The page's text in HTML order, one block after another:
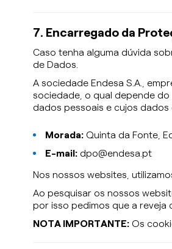
7. Encarregado da
Caso tenha alguma dúvida
de Dados.
A sociedade Endesa S.A.,
sociedade, o qual depende
dados pessoais e cujos
Morada:Quinta da Fonte,
E-mail:dpo@endesa.pt
Nos nossos websites,
Ao pesquisar os nossos
por isso pedimos que a reveja
NOTA IMPORTANTE:Os